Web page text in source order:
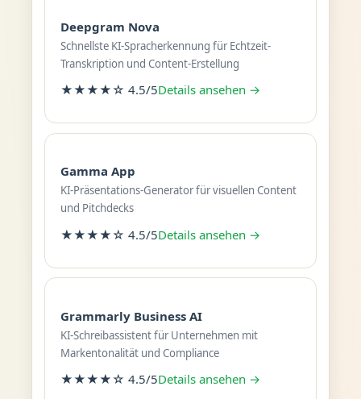
Deepgram Nova
Schnellste KI-Spracherkennung für Echtzeit-
Transkription und Content-Erstellung
★★★★☆ 4.5/5Details ansehen →
Gamma App
KI-Präsentations-Generator für visuellen Content
und Pitchdecks
★★★★☆ 4.5/5Details ansehen →
Grammarly Business AI
KI-Schreibassistent für Unternehmen mit
Markentonalität und Compliance
★★★★☆ 4.5/5Details ansehen →